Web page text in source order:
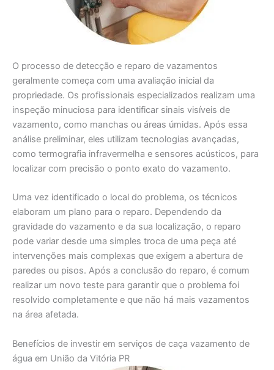
O processo de detecção e reparo de vazamentos
geralmente começa com uma avaliação inicial da
propriedade. Os profissionais especializados realizam uma
inspeção minuciosa para identificar sinais visíveis de
vazamento, como manchas ou áreas úmidas. Após essa
análise preliminar, eles utilizam tecnologias avançadas,
como termografia infravermelha e sensores acústicos, para
localizar com precisão o ponto exato do vazamento.
Uma vez identificado o local do problema, os técnicos
elaboram um plano para o reparo. Dependendo da
gravidade do vazamento e da sua localização, o reparo
pode variar desde uma simples troca de uma peça até
intervenções mais complexas que exigem a abertura de
paredes ou pisos. Após a conclusão do reparo, é comum
realizar um novo teste para garantir que o problema foi
resolvido completamente e que não há mais vazamentos
na área afetada.
Benefícios de investir em serviços de caça vazamento de
água em União da Vitória PR